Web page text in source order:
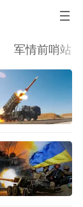
军情前哨站